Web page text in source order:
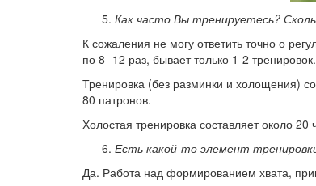
Как часто Вы тренируетесь?
К сожаления не могу ответить точно о
по 8- 12 раз, бывает только 1-2
Тренировка (без разминки и холощения)
80 патронов.
Холостая тренировка составляет около 20
Есть какой-то элемент
Да. Работа над формированием хвата,